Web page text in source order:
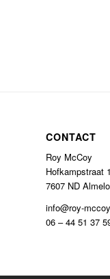
CONTACT
Roy McCoy
Hofkampstraat
7607 ND Almelo
info@roy-
06 – 44 51 37